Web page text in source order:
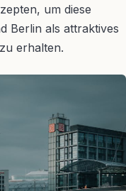
um diese
Berlin als attraktives
erhalten.